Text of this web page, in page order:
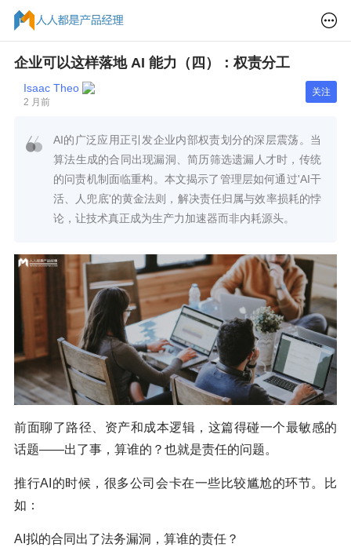
企业可以这样落地 AI 能力（四）：权责分工
Isaac Theo
2 月前
关注
AI的广泛应用正引发企业内部权责划分的深层震荡。当
算法生成的合同出现漏洞、简历筛选遗漏人才时，传统
的问责机制面临重构。本文揭示了管理层如何通过'AI干
活、人兜底'的黄金法则，解决责任归属与效率损耗的悖
论，让技术真正成为生产力加速器而非内耗源头。
前面聊了路径、资产和成本逻辑，这篇得碰一个最敏感的
话题——出了事，算谁的？也就是责任的问题。
推行AI的时候，很多公司会卡在一些比较尴尬的环节。比
如：
AI拟的合同出了法务漏洞，算谁的责任？